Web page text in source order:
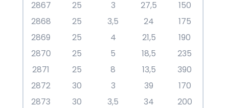
2867
25 3 27,5
150
2868
25 3,5 24
175
2869
25 4 21,5
190
2870
25 5 18,5
235
2871
25 8 13,5
390
2872
30 3 39
170
2873
30 3,5 34
200